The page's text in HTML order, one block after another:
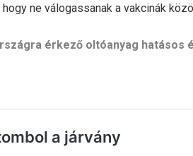
ne válogassanak a vakcinák
érkező oltóanyag hatásos